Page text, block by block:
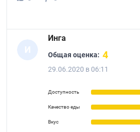
И
Инга
Общая оценка: 4
29.06.2020 в 06:11
Доступность
Качество еды
Вкус